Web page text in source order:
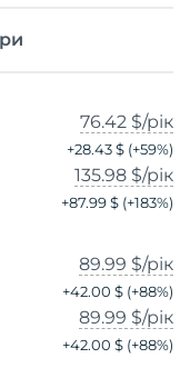
76.42 $/рік
+28.43 $ (+59%)
135.98 $/рік
+87.99 $ (+183%)
89.99 $/рік
+42.00 $ (+88%)
89.99 $/рік
+42.00 $ (+88%)